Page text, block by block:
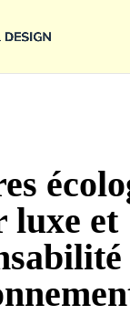
luxe et